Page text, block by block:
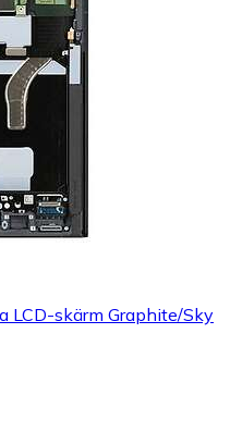
LCD-skärm Graphite/Sky